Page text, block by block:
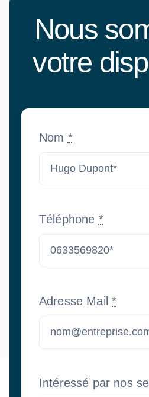
Nous
votre
Nom *
Téléphone *
Adresse Mail*
Intéressé par nos